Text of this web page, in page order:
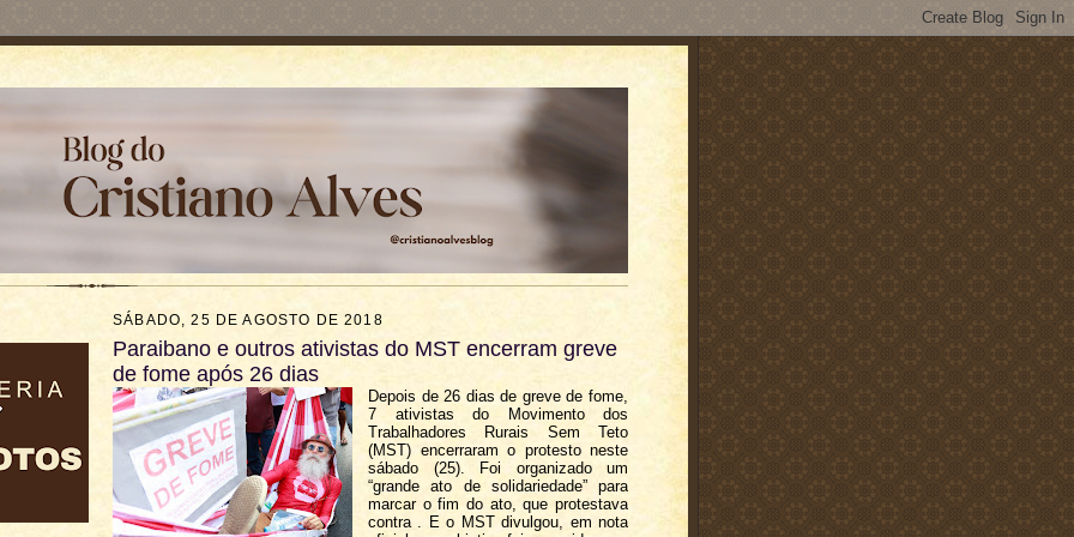
SÁBADO, 25 DE AGOSTO DE 2018
Paraibano e outros ativistas do MST encerram greve
de fome após 26 dias
Depois de 26 dias de greve de fome,
7 ativistas do Movimento dos
Trabalhadores Rurais Sem Teto
(MST) encerraram o protesto neste
sábado (25). Foi organizado um
“grande ato de solidariedade” para
marcar o fim do ato, que protestava
contra . E o MST divulgou, em nota